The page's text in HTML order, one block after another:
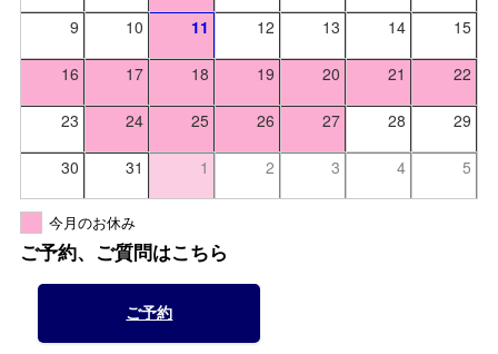
9 10 11 12 13 14 15
16 17 18 19 20 21 22
23 24 25 26 27 28 29
30 31 1 2 3 4 5
今月のお休み
ご予約、ご質問はこちら
ご予約